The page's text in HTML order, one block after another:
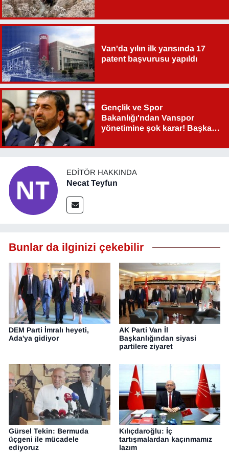
Van'da yılın ilk yarısında 17
patent başvurusu yapıldı
Gençlik ve Spor
Bakanlığı'ndan Vanspor
yönetimine şok karar! Başkan
EDITÖR HAKKINDA
Necat Teyfun
Bunlar da ilginizi çekebilir
DEM Parti İmralı heyeti,
Ada'ya gidiyor
AK Parti Van İl
Başkanlığından siyasi
partilere ziyaret
Gürsel Tekin: Bermuda
üçgeni ile mücadele
ediyoruz
Kılıçdaroğlu: İç
tartışmalardan kaçınmamız
lazım